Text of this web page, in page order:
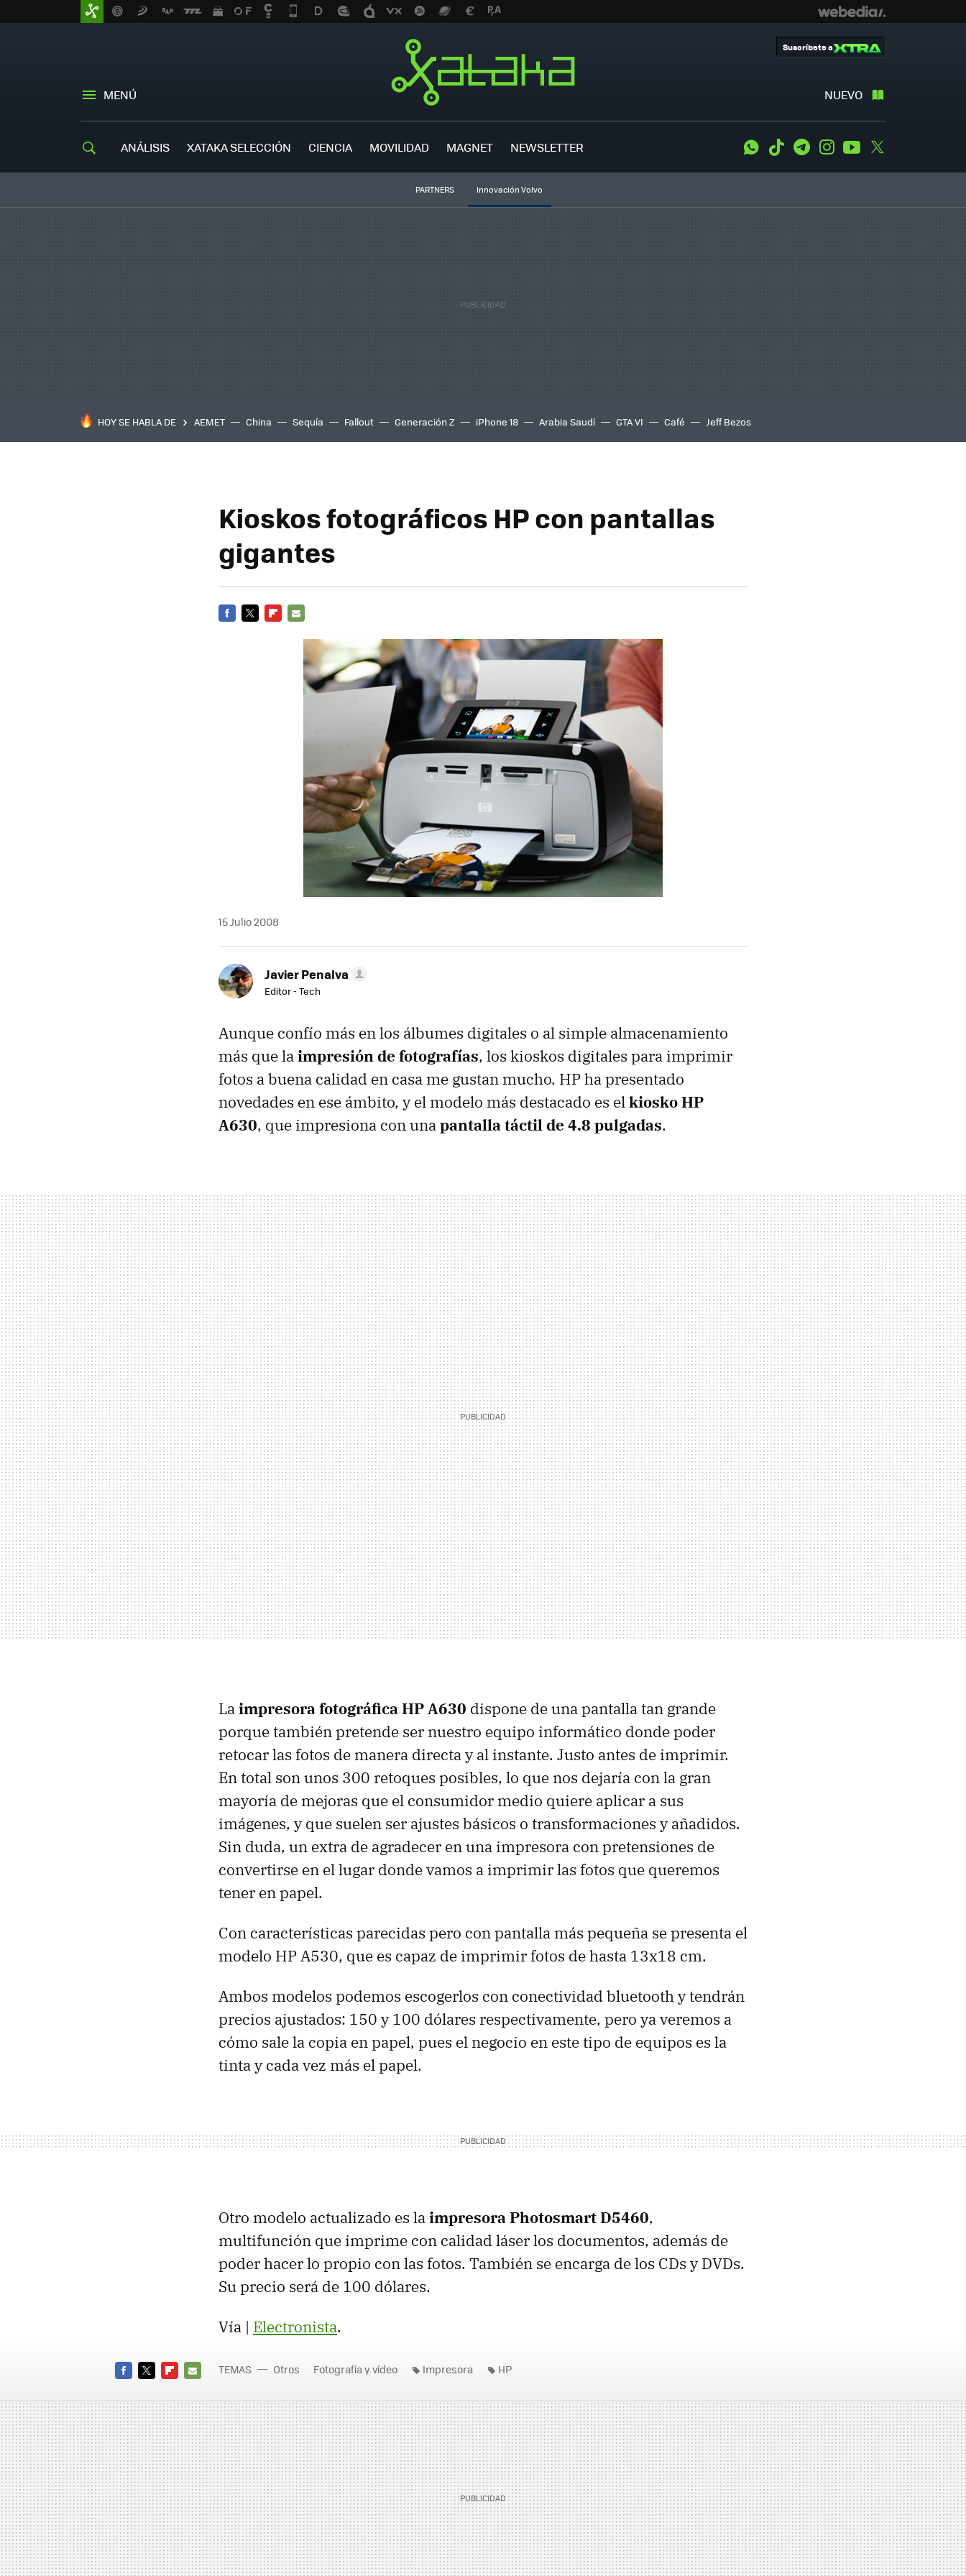
MENÚ NUEVO
Suscríbete a
ANÁLISIS XATAKA SELECCIÓN CIENCIA MOVILIDAD MAGNET NEWSLETTER WhatsApp
Tiktok TelegramInstagramYoutube
PARTNERS Innovación Volvo
HOY SE HABLA DE AEMET China Sequía Fallout Generación Z iPhone 18 Arabia Saudí GTA VI Café Jeff Bezos
Kioskos fotográficos HP con pantallas
gigantes
MAIL
15 Julio 2008
Javier Penalva
Editor - Tech
Aunque confío más en los álbumes digitales o al simple almacenamiento
más que laimpresión de fotografías, los kioskos digitales para imprimir
fotos a buena calidad en casa me gustan mucho. HP ha presentado
novedades en ese ámbito, y el modelo más destacado es elkiosko HP
A630, que impresiona con unapantalla táctil de 4.8 pulgadas.
Laimpresora fotográfica HP A630 dispone de una pantalla tan grande
porque también pretende ser nuestro equipo informático donde poder
retocar las fotos de manera directa y al instante. Justo antes de imprimir.
En total son unos 300 retoques posibles, lo que nos dejaría con la gran
mayoría de mejoras que el consumidor medio quiere aplicar a sus
imágenes, y que suelen ser ajustes básicos o transformaciones y añadidos.
Sin duda, un extra de agradecer en una impresora con pretensiones de
convertirse en el lugar donde vamos a imprimir las fotos que queremos
tener en papel.
Con características parecidas pero con pantalla más pequeña se presenta el
modelo HP A530, que es capaz de imprimir fotos de hasta 13x18 cm.
Ambos modelos podemos escogerlos con conectividad bluetooth y tendrán
precios ajustados: 150 y 100 dólares respectivamente, pero ya veremos a
cómo sale la copia en papel, pues el negocio en este tipo de equipos es la
tinta y cada vez más el papel.
Otro modelo actualizado es laimpresora Photosmart D5460,
multifunción que imprime con calidad láser los documentos, además de
poder hacer lo propio con las fotos. También se encarga de los CDs y DVDs.
Su precio será de 100 dólares.
Vía | Electronista.
MAIL
TEMAS Otros Fotografía y vídeo Impresora HP